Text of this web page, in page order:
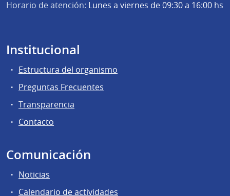
Horario de atención: Lunes a viernes de 09:30 a 16:00 hs
Institucional
Estructura del organismo
Preguntas Frecuentes
Transparencia
Contacto
Comunicación
Noticias
Calendario de actividades